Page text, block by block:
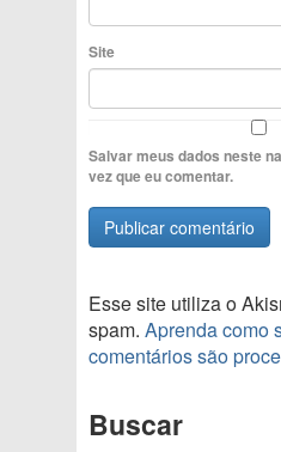
Site
Salvar meus dados neste
vez que eu comentar.
Esse site utiliza o
spam. Aprenda como
comentários são
Buscar